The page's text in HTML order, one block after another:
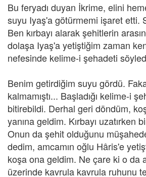
Bu feryadı duyan İkrime, elini
suyu Iyaş'a götürmemi işaret etti.
Ben kırbayı alarak şehitlerin
dolaşa Iyaş'a yetiştiğim zaman
nefesinde kelime-i şehadeti
Benim getirdiğim suyu gördü.
kalmamıştı... Başladığı kelime-i
bitirebildi. Derhal geri döndüm,
yanına geldim. Kırbayı uzatırken
Onun da şehit olduğunu
dedim, amcamın oğlu Hâris'e
koşa ona geldim. Ne çare ki o da
üzerinde kavrula kavrula ruhunu